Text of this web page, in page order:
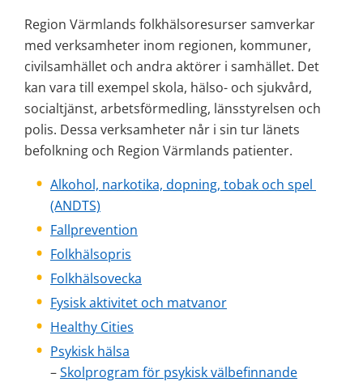
Region Värmlands folkhälsoresurser samverkar
med verksamheter inom regionen, kommuner,
civilsamhället och andra aktörer i samhället. Det
kan vara till exempel skola, hälso- och sjukvård,
socialtjänst, arbetsförmedling, länsstyrelsen och
polis. Dessa verksamheter når i sin tur länets
befolkning och Region Värmlands patienter.
Alkohol, narkotika, dopning, tobak och spel
(ANDTS)
Fallprevention
Folkhälsopris
Folkhälsovecka
Fysisk aktivitet och matvanor
Healthy Cities
Psykisk hälsa
– Skolprogram för psykisk välbefinnande